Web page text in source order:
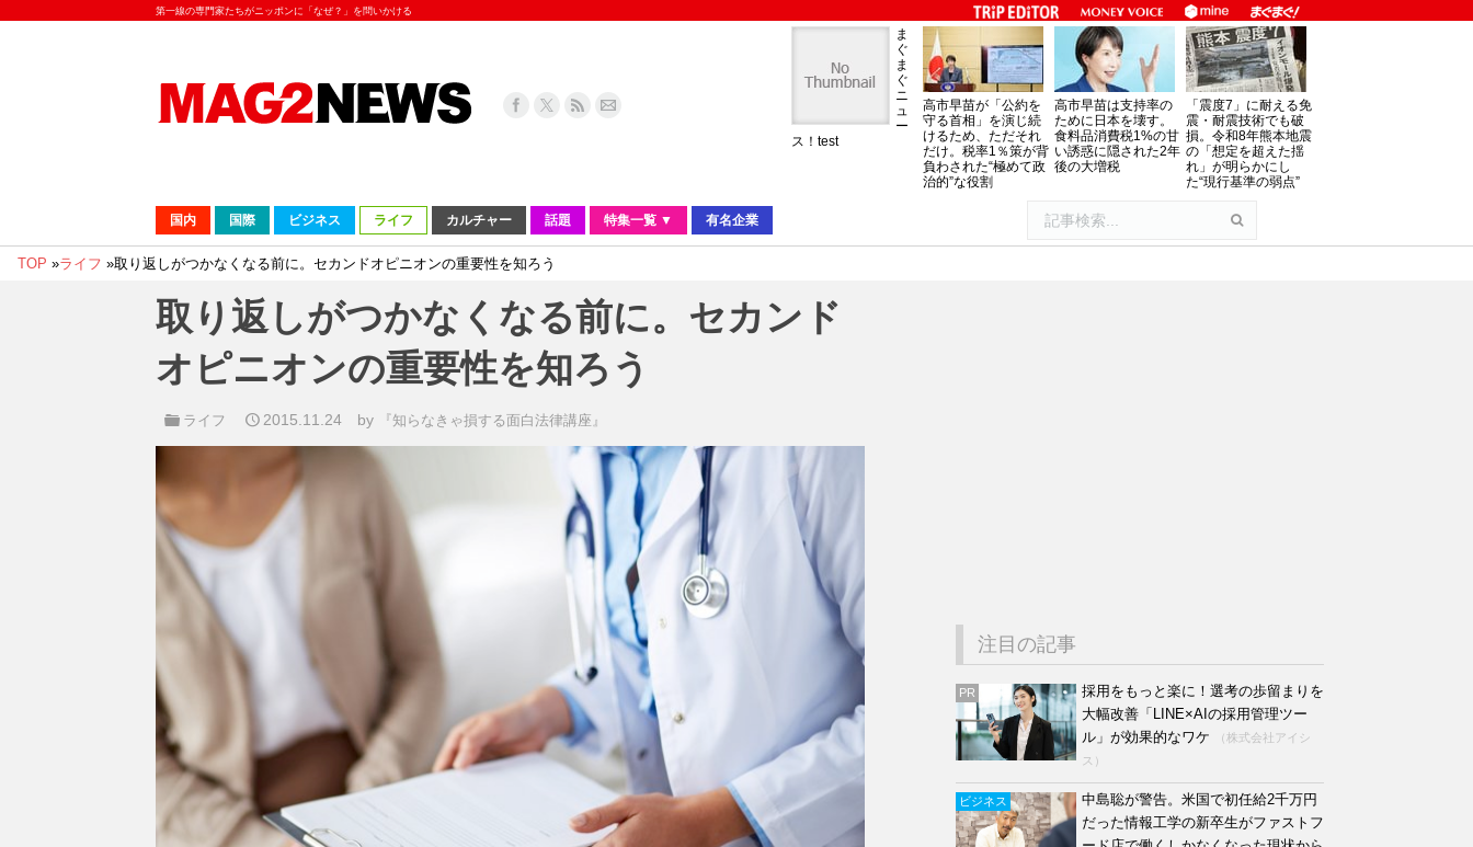
第一線の専門家たちがニッポンに「なぜ？」を問いかける
ま
ぐ
ま
ぐ
ニ
ュ
ー
ス！test
高市早苗が「公約を
守る首相」を演じ続
けるため、ただそれ
だけ。税率1％策が背
負わされた“極めて政
治的”な役割
高市早苗は支持率の
ために日本を壊す。
食料品消費税1%の甘
い誘惑に隠された2年
後の大増税
「震度7」に耐える免
震・耐震技術でも破
損。令和8年熊本地震
の「想定を超えた揺
れ」が明らかにし
た“現行基準の弱点”
国内 国際 ビジネス ライフ カルチャー 話題 特集一覧 ▼ 有名企業
TOP »ライフ »取り返しがつかなくなる前に。セカンドオピニオンの重要性を知ろう
取り返しがつかなくなる前に。セカンド
オピニオンの重要性を知ろう
ライフ 2015.11.24 by 『知らなきゃ損する面白法律講座』
注目の記事
PR
採用をもっと楽に！選考の歩留まりを
大幅改善「LINE×AIの採用管理ツー
ル」が効果的なワケ
（株式会社アイシ
ス）
ビジネス
中島聡が警告。米国で初任給2千万円
だった情報工学の新卒生がファストフ